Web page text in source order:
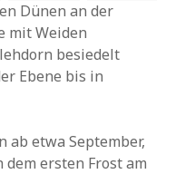
Dünen an der
mit Weiden
besiedelt
Ebene bis in
ab etwa September,
ersten Frost am